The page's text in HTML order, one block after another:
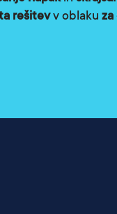
rešitevv oblaku